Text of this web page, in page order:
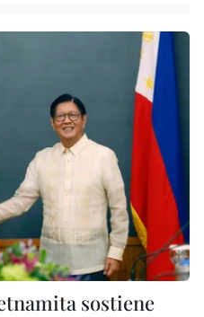
sostiene